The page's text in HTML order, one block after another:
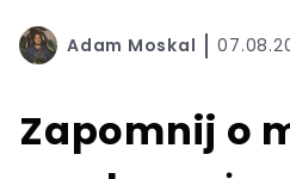
Adam Moskal
Zapomnij o